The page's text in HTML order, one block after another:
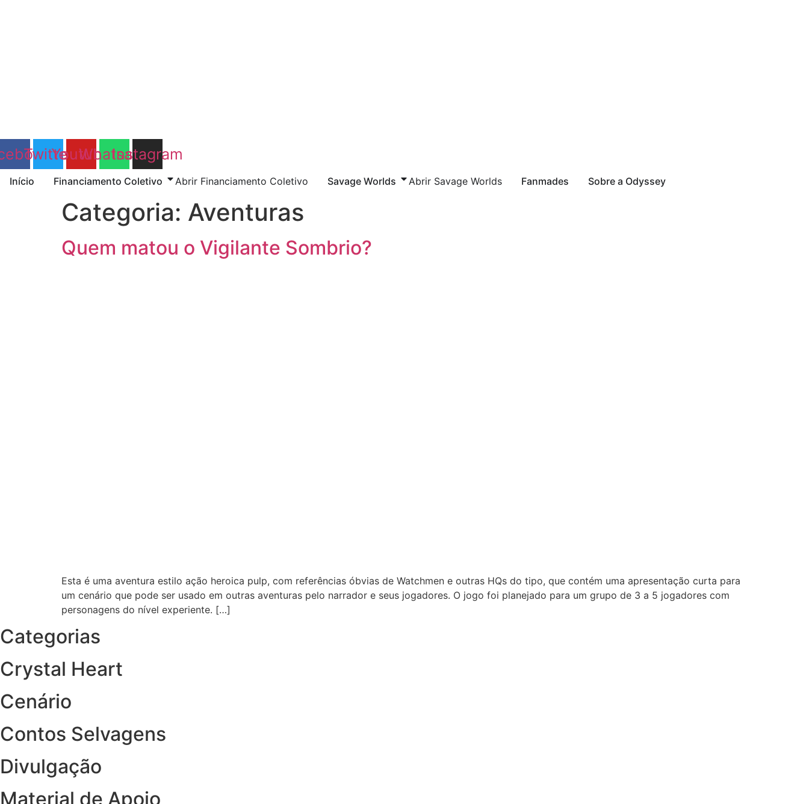
TwitterYoutube
Whatsapp
Instagram
Início Financiamento Coletivo Abrir Financiamento Coletivo Savage Worlds Abrir Savage Worlds Fanmades Sobre a Odyssey
Categoria: Aventuras
Quem matou o Vigilante Sombrio?
Esta é uma aventura estilo ação heroica pulp, com referências óbvias de Watchmen e outras HQs do tipo, que contém uma apresentação curta para
um cenário que pode ser usado em outras aventuras pelo narrador e seus jogadores. O jogo foi planejado para um grupo de 3 a 5 jogadores com
personagens do nível experiente. […]
Categorias
Crystal Heart
Cenário
Contos Selvagens
Divulgação
Material de Apoio